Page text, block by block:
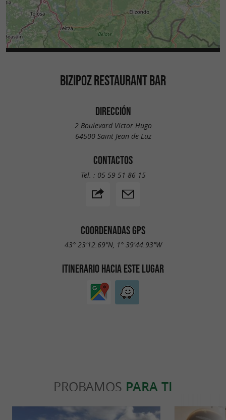
BIZIPOZ RESTAURANT BAR
DIRECCIÓN
2 Boulevard Victor Hugo
64500 Saint Jean de Luz
CONTACTOS
Tel. : 05 59 51 86 15
COORDENADAS GPS
43° 23'12.69"N, 1° 39'44.93"W
ITINERARIO HACIA ESTE LUGAR
PROBAMOS PARA TI